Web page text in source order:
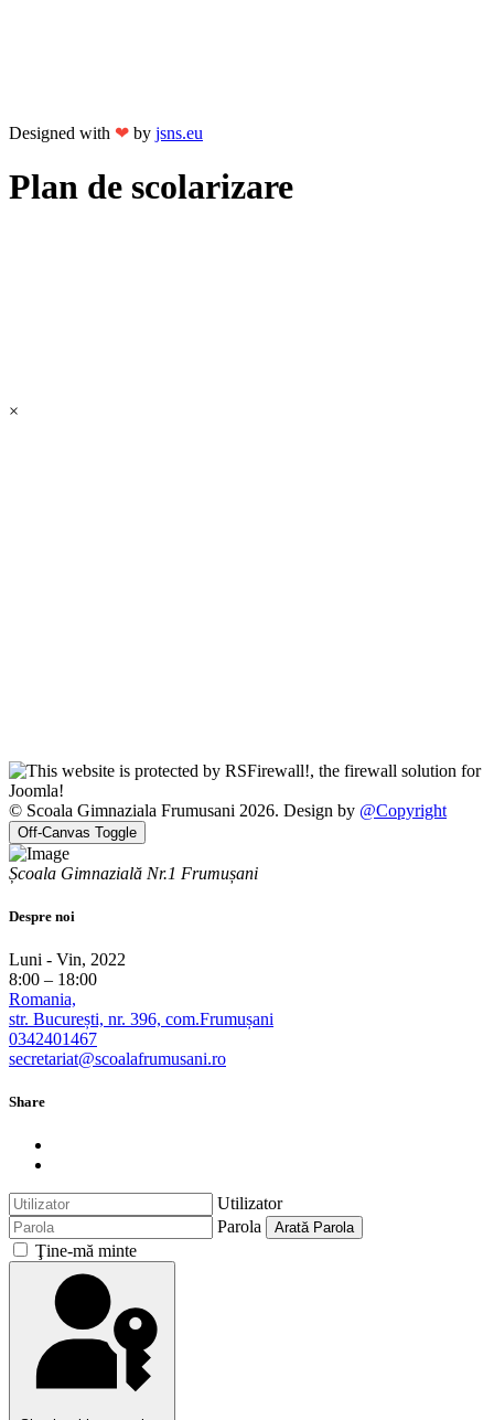
Designed with ❤ by jsns.eu
Plan de scolarizare
×
© Scoala Gimnaziala Frumusani 2026. Design by @Copyright
Off-Canvas Toggle
Școala Gimnazială Nr.1 Frumușani
Despre noi
Luni - Vin, 2022
8:00 – 18:00
Romania,
str. București, nr. 396, com.Frumușani
0342401467
secretariat@scoalafrumusani.ro
Share
Utilizator
Parola
Arată Parola
Ţine-mă minte